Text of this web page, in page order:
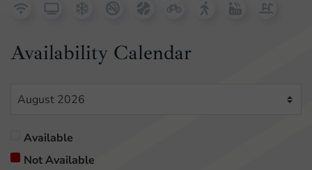
Availability Calendar
Available
Not Available